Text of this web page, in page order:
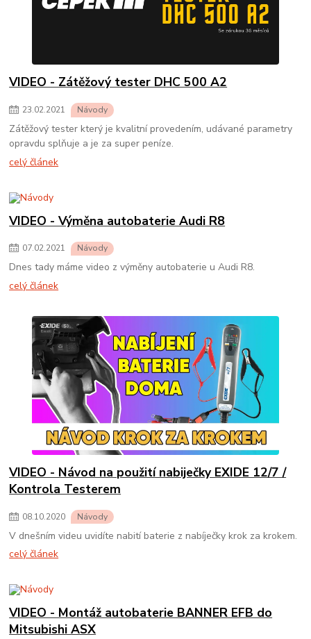
VIDEO - Zátěžový tester DHC 500 A2
23.02.2021 Návody
Zátěžový tester který je kvalitní provedením, udávané parametry
opravdu splňuje a je za super peníze.
celý článek
VIDEO - Výměna autobaterie Audi R8
07.02.2021 Návody
Dnes tady máme video z výměny autobaterie u Audi R8.
celý článek
VIDEO - Návod na použití nabiječky EXIDE 12/7 /
Kontrola Testerem
08.10.2020 Návody
V dnešním videu uvidíte nabití baterie z nabíječky krok za krokem.
celý článek
VIDEO - Montáž autobaterie BANNER EFB do
Mitsubishi ASX